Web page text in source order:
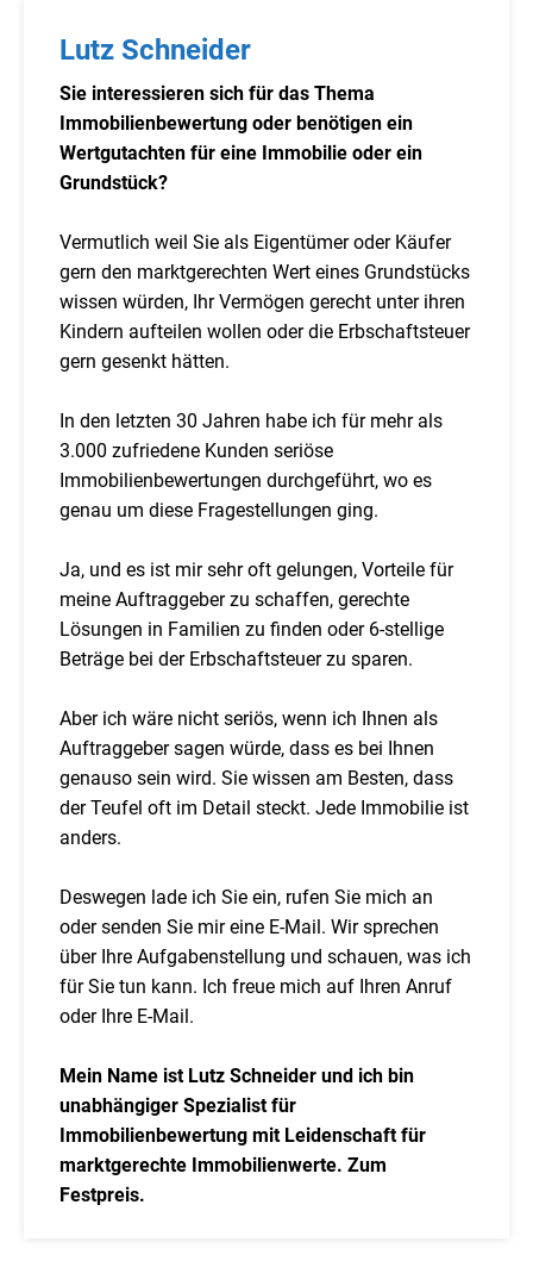
Lutz Schneider
Sie interessieren sich für das Thema
Immobilienbewertung oder benötigen ein
Wertgutachten für eine Immobilie oder ein
Grundstück?
Vermutlich weil Sie als Eigentümer oder Käufer
gern den marktgerechten Wert eines Grundstücks
wissen würden, Ihr Vermögen gerecht unter ihren
Kindern aufteilen wollen oder die Erbschaftsteuer
gern gesenkt hätten.
In den letzten 30 Jahren habe ich für mehr als
3.000 zufriedene Kunden seriöse
Immobilienbewertungen durchgeführt, wo es
genau um diese Fragestellungen ging.
Ja, und es ist mir sehr oft gelungen, Vorteile für
meine Auftraggeber zu schaffen, gerechte
Lösungen in Familien zu finden oder 6-stellige
Beträge bei der Erbschaftsteuer zu sparen.
Aber ich wäre nicht seriös, wenn ich Ihnen als
Auftraggeber sagen würde, dass es bei Ihnen
genauso sein wird. Sie wissen am Besten, dass
der Teufel oft im Detail steckt. Jede Immobilie ist
anders.
Deswegen lade ich Sie ein, rufen Sie mich an
oder senden Sie mir eine E-Mail. Wir sprechen
über Ihre Aufgabenstellung und schauen, was ich
für Sie tun kann. Ich freue mich auf Ihren Anruf
oder Ihre E-Mail.
Mein Name ist Lutz Schneider und ich bin
unabhängiger Spezialist für
Immobilienbewertung mit Leidenschaft für
marktgerechte Immobilienwerte. Zum
Festpreis.